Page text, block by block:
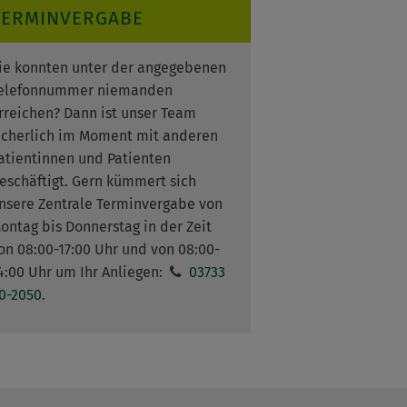
konnten unter der angegebenen
niemanden
Dann ist unser Team
im Moment mit anderen
und Patienten
Gern kümmert sich
Zentrale Terminvergabe von
bis Donnerstag in der Zeit
08:00-17:00 Uhr und von 08:00-
Uhr um Ihr Anliegen:
03733
2050.